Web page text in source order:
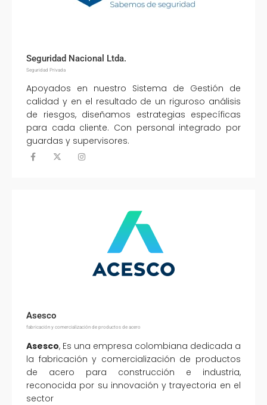
Seguridad Nacional Ltda.
Seguridad Privada
Apoyados en nuestro Sistema de Gestión de
calidad y en el resultado de un riguroso análisis
de riesgos, diseñamos estrategias específicas
para cada cliente. Con personal integrado por
guardas y supervisores.
Asesco
fabricación y comercialización de productos de acero
Asesco, Es una empresa colombiana dedicada a
la fabricación y comercialización de productos
de acero para construcción e industria,
reconocida por su innovación y trayectoria en el
sector